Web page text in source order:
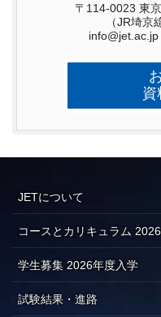
〒114-0023 東
（JR埼京
資
JETについて
コースとカリキュラム
学生募集 2026年度入学
試験結果・進路